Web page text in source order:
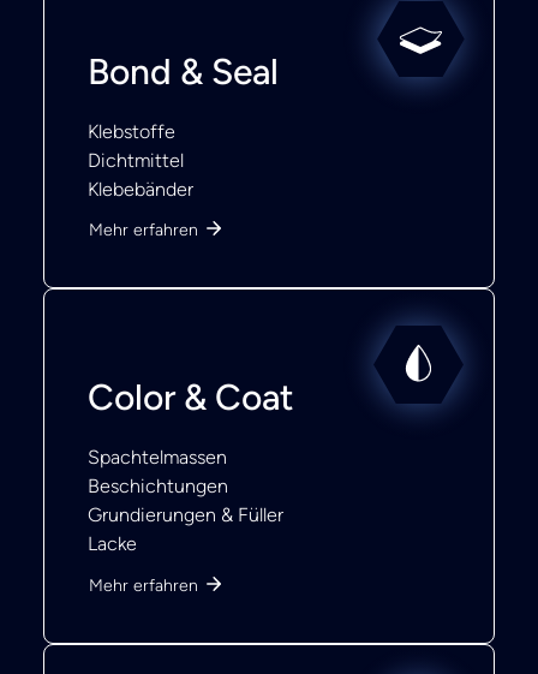
Bond & Seal
Klebstoffe
Dichtmittel
Klebebänder
Mehr erfahren
Color & Coat
Spachtelmassen
Beschichtungen
Grundierungen & Füller
Lacke
Mehr erfahren